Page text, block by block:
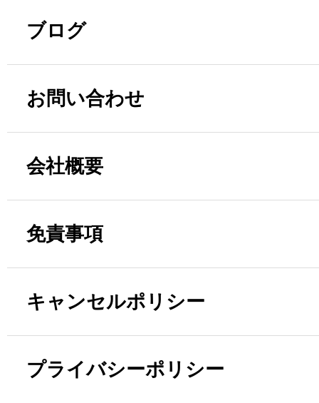
ブログ
お問い合わせ
会社概要
免責事項
キャンセルポリシー
プライバシーポリシー